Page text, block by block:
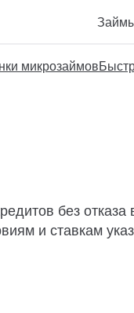
микрозаймов
без
и ставкам